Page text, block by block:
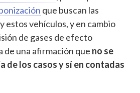
que buscan las
estos vehículos, y en cambio
de gases de efecto
de una afirmación que no se
de los casos y sí en contadas